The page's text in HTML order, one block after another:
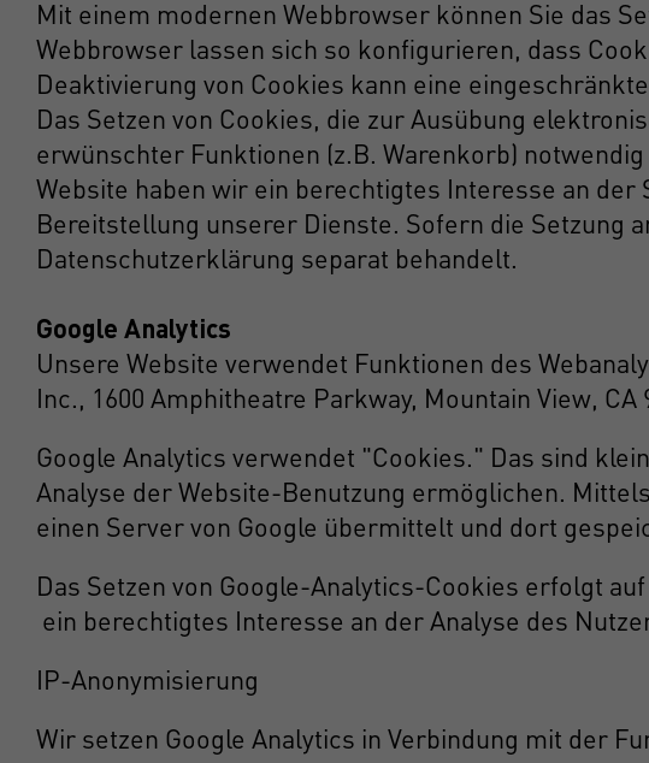
Mit einem modernen Webbrowser können Sie das
Webbrowser lassen sich so konfigurieren, dass
Deaktivierung von Cookies kann eine
Das Setzen von Cookies, die zur Ausübung
erwünschter Funktionen (z.B. Warenkorb)
Website haben wir ein berechtigtes Interesse an
Bereitstellung unserer Dienste. Sofern die Setzung
Datenschutzerklärung separat behandelt.
Google Analytics
Unsere Website verwendet Funktionen des
Inc., 1600 Amphitheatre Parkway, Mountain View, CA
Google Analytics verwendet "Cookies." Das sind
Analyse der Website-Benutzung ermöglichen.
einen Server von Google übermittelt und dort
Das Setzen von Google-Analytics-Cookies erfolgt
ein berechtigtes Interesse an der Analyse des
IP-Anonymisierung
Wir setzen Google Analytics in Verbindung mit der